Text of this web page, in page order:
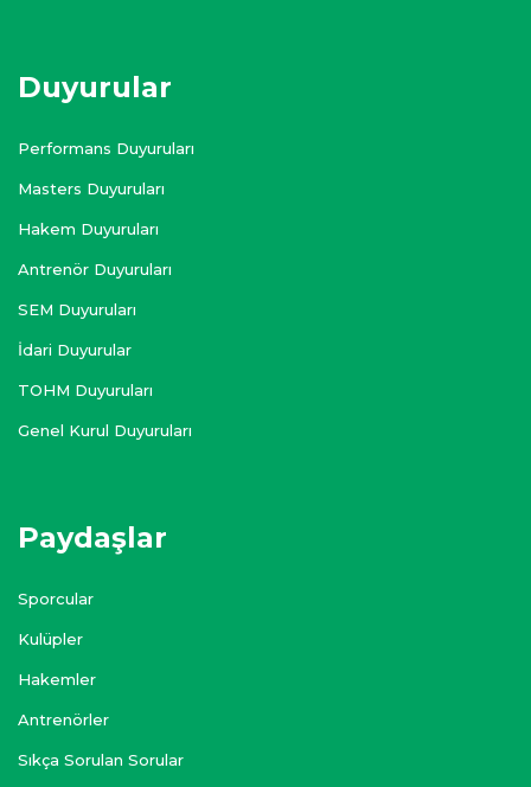
Duyurular
Performans Duyuruları
Masters Duyuruları
Hakem Duyuruları
Antrenör Duyuruları
SEM Duyuruları
İdari Duyurular
TOHM Duyuruları
Genel Kurul Duyuruları
Paydaşlar
Sporcular
Kulüpler
Hakemler
Antrenörler
Sıkça Sorulan Sorular